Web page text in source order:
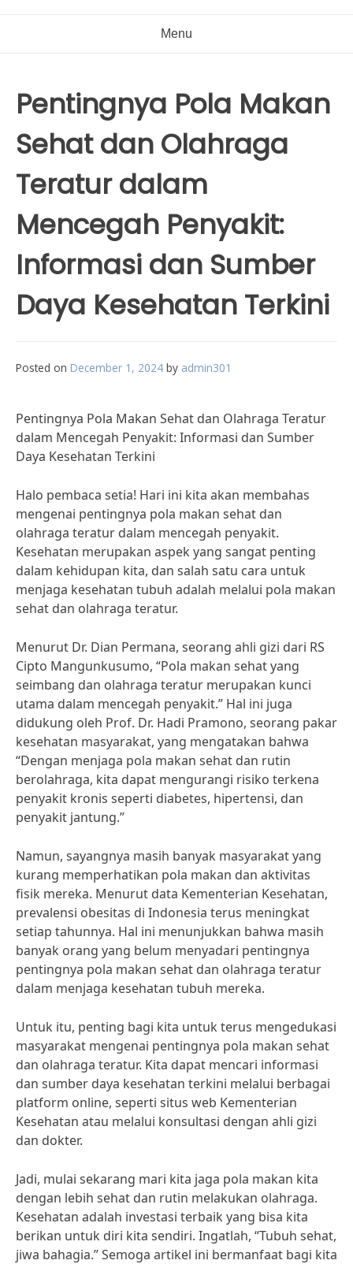
Menu
Pentingnya Pola Makan
Sehat dan Olahraga
Teratur dalam
Mencegah Penyakit:
Informasi dan Sumber
Daya Kesehatan Terkini
Posted on December 1, 2024 by admin301
Pentingnya Pola Makan Sehat dan Olahraga Teratur
dalam Mencegah Penyakit: Informasi dan Sumber
Daya Kesehatan Terkini
Halo pembaca setia! Hari ini kita akan membahas
mengenai pentingnya pola makan sehat dan
olahraga teratur dalam mencegah penyakit.
Kesehatan merupakan aspek yang sangat penting
dalam kehidupan kita, dan salah satu cara untuk
menjaga kesehatan tubuh adalah melalui pola makan
sehat dan olahraga teratur.
Menurut Dr. Dian Permana, seorang ahli gizi dari RS
Cipto Mangunkusumo, “Pola makan sehat yang
seimbang dan olahraga teratur merupakan kunci
utama dalam mencegah penyakit.” Hal ini juga
didukung oleh Prof. Dr. Hadi Pramono, seorang pakar
kesehatan masyarakat, yang mengatakan bahwa
“Dengan menjaga pola makan sehat dan rutin
berolahraga, kita dapat mengurangi risiko terkena
penyakit kronis seperti diabetes, hipertensi, dan
penyakit jantung.”
Namun, sayangnya masih banyak masyarakat yang
kurang memperhatikan pola makan dan aktivitas
fisik mereka. Menurut data Kementerian Kesehatan,
prevalensi obesitas di Indonesia terus meningkat
setiap tahunnya. Hal ini menunjukkan bahwa masih
banyak orang yang belum menyadari pentingnya
pentingnya pola makan sehat dan olahraga teratur
dalam menjaga kesehatan tubuh mereka.
Untuk itu, penting bagi kita untuk terus mengedukasi
masyarakat mengenai pentingnya pola makan sehat
dan olahraga teratur. Kita dapat mencari informasi
dan sumber daya kesehatan terkini melalui berbagai
platform online, seperti situs web Kementerian
Kesehatan atau melalui konsultasi dengan ahli gizi
dan dokter.
Jadi, mulai sekarang mari kita jaga pola makan kita
dengan lebih sehat dan rutin melakukan olahraga.
Kesehatan adalah investasi terbaik yang bisa kita
berikan untuk diri kita sendiri. Ingatlah, “Tubuh sehat,
jiwa bahagia.” Semoga artikel ini bermanfaat bagi kita